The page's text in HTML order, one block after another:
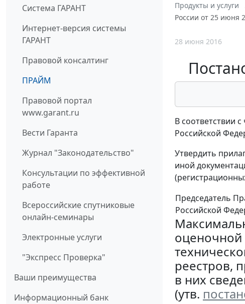
Система ГАРАНТ
Интернет-версия системы
ГАРАНТ
Правовой консалтинг
ПРАЙМ
Правовой портал
www.garant.ru
Вести Гаранта
Журнал "Законодательство"
Консультации по эффективной
работе
Всероссийские спутниковые
онлайн-семинары
Электронные услуги
"Экспресс Проверка"
Ваши преимущества
Информационный банк
Продукты и услуги
России от 25 июня
28 июня 2016
В соответствии
Российской
Утвердить
иной
Председатель
Российской
оценочной
реестров,
в них
(утв.